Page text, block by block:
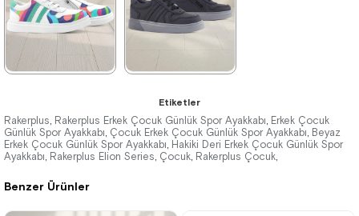
%42İndirim
Ücretsiz
Kargo
%42İndirim
Ücretsiz
Kargo
3.029,90 ₺
5.199,90 ₺
★ ★ ★
1.899,90 ₺
3.249,90 ₺
Benzer Ürünler
Etiketler
Rakerplus, Rakerplus Erkek Çocuk Günlük Spor Ayakkabı, Erkek Çocuk
Günlük Spor Ayakkabı, Çocuk Erkek Çocuk Günlük Spor Ayakkabı, Beyaz
Erkek Çocuk Günlük Spor Ayakkabı, Hakiki Deri Erkek Çocuk Günlük Spor
Ayakkabı, Rakerplus Elion Series, Çocuk, Rakerplus Çocuk,